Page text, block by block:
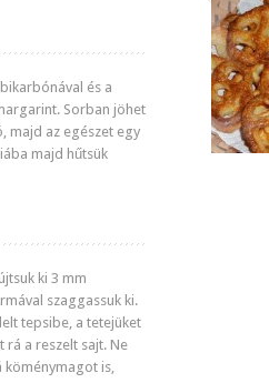
és a
Sorban jöhet
majd az egészet egy
majd hűtsük
ki 3 mm
szaggassuk ki.
tepsibe, a tetejüket
rá a reszelt sajt. Ne
köménymagot is,